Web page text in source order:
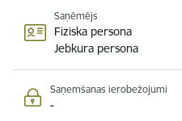
Saņēmējs
Fiziska persona
Jebkura persona
Saņemšanas ierobežojumi
-